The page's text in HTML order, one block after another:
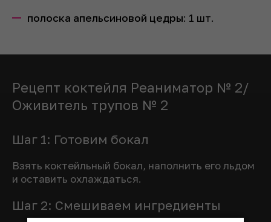
полоска апельсиновой цедры: 1 шт.
Рецепт коктейля Реаниматор № 2/
Оживитель трупов № 2
Шаг 1: Готовим бокал
Взять коктейльный бокал, наполнить его льдом
и оставить охлаждаться.
Шаг 2: Смешиваем ингредиенты